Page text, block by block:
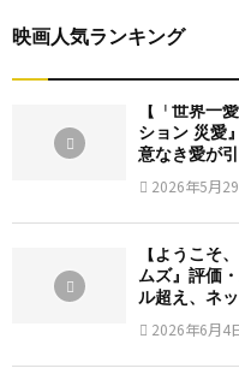
映画人気ランキング
【「世界一
ション 災愛
意なき愛が
2026年5月
【ようこそ
ムズ』評価
ル超え、ネ
2026年6月4